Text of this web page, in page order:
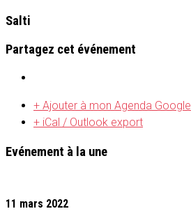
Salti
Partagez cet événement
+ Ajouter à mon Agenda Google
+ iCal / Outlook export
Evénement à la une
11 mars 2022